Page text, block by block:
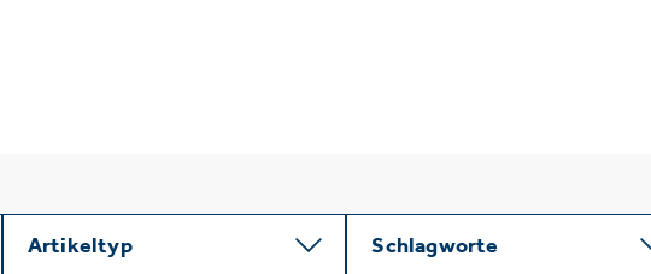
Artikeltyp Schlagworte